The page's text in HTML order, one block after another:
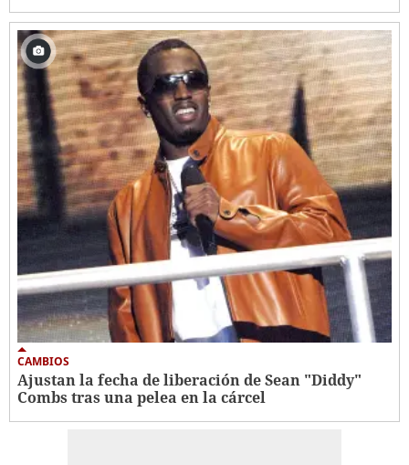
CAMBIOS
Ajustan la fecha de liberación de Sean "Diddy"
Combs tras una pelea en la cárcel